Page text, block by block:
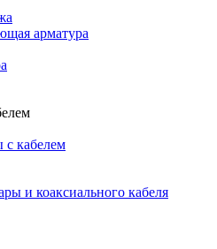
арматура
с кабелем
и коаксиального кабеля